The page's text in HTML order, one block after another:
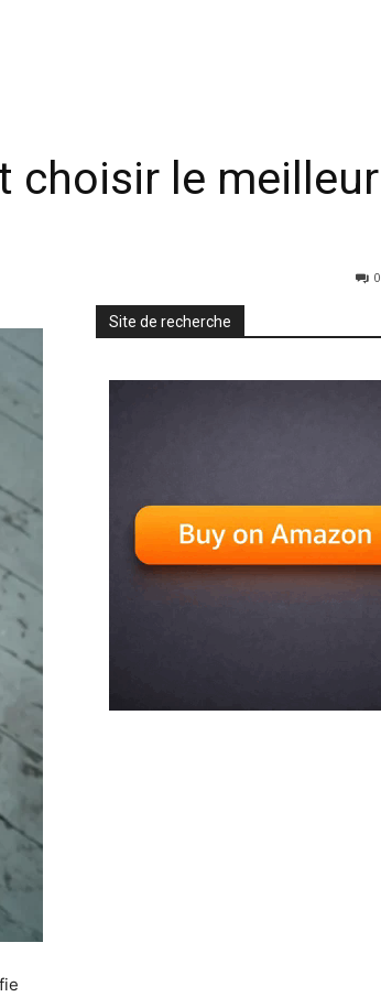
choisir le meilleur
0
Site de recherche